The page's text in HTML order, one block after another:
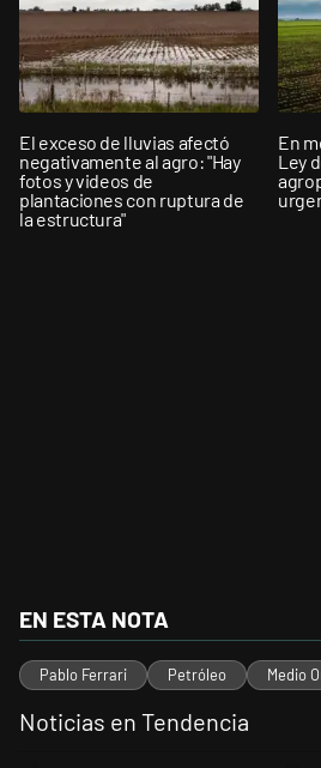
El exceso de lluvias afectó
negativamente al agro: "Hay
fotos y videos de
plantaciones con ruptura de
la estructura"
En
Ley
EN ESTA NOTA
Pablo Ferrari Petróleo Medio
Noticias en Tendencia